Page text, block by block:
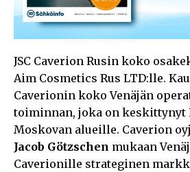
JSC Caverion Rusin koko
Aim Cosmetics Rus LTD:lle.
Caverionin koko Venäjän
toiminnan, joka on keskittynyt
Moskovan alueille. Caverion
Jacob Götzschen mukaan
Caverionille strateginen